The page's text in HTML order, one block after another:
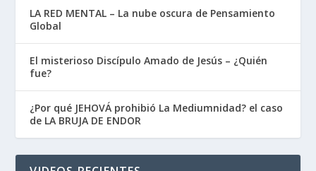
LA RED MENTAL – La nube oscura de Pensamiento
Global
El misterioso Discípulo Amado de Jesús – ¿Quién
fue?
¿Por qué JEHOVÁ prohibió La Mediumnidad? el caso
de LA BRUJA DE ENDOR